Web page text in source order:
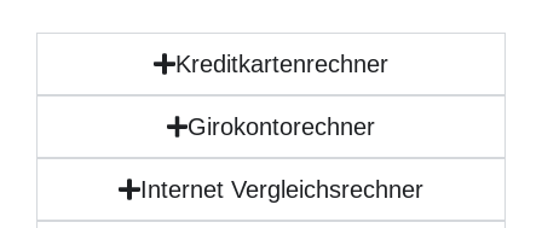
Kreditkartenrechner
Girokontorechner
Internet Vergleichsrechner